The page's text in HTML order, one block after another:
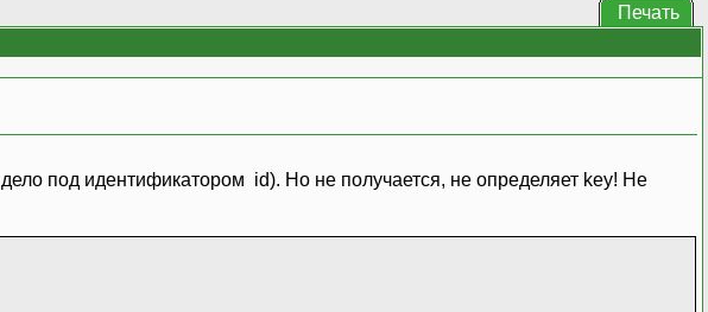
Печать
под идентификатором id). Но не получается, не определяет key! Не